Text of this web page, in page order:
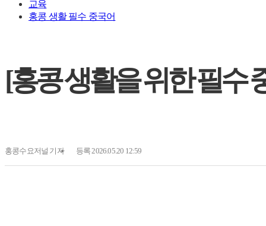
교육
홍콩 생활 필수 중국어
[홍콩 생활을 위한 필수
홍콩수요저널 기자 등록 2026.05.20 12:59